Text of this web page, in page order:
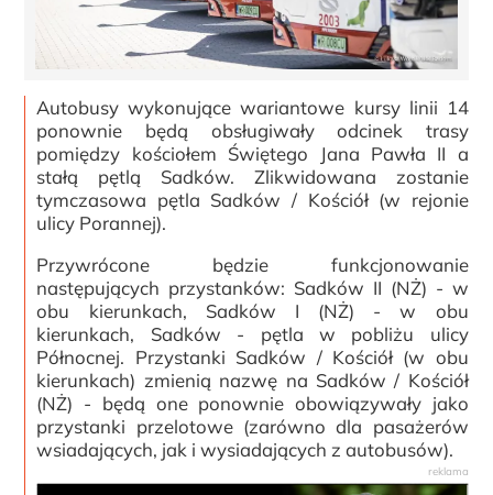
Autobusy wykonujące wariantowe kursy linii 14
ponownie będą obsługiwały odcinek trasy
pomiędzy kościołem Świętego Jana Pawła II a
stałą pętlą Sadków. Zlikwidowana zostanie
tymczasowa pętla Sadków / Kościół (w rejonie
ulicy Porannej).
Przywrócone będzie funkcjonowanie
następujących przystanków: Sadków II (NŻ) - w
obu kierunkach, Sadków I (NŻ) - w obu
kierunkach, Sadków - pętla w pobliżu ulicy
Północnej. Przystanki Sadków / Kościół (w obu
kierunkach) zmienią nazwę na Sadków / Kościół
(NŻ) - będą one ponownie obowiązywały jako
przystanki przelotowe (zarówno dla pasażerów
wsiadających, jak i wysiadających z autobusów).